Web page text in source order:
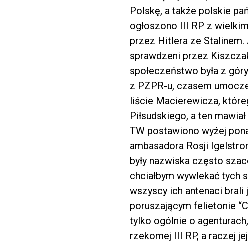
Polskę, a także polskie
ogłoszono III RP z
przez Hitlera ze Stalinem.
sprawdzeni przez
społeczeństwo była z
z PZPR-u, czasem
liście Macierewicza,
Piłsudskiego, a ten
TW postawiono wyżej
ambasadora Rosji
były nazwiska często
chciałbym wywlekać tych
wszyscy ich antenaci brali
poruszającym felietonie
tylko ogólnie o
rzekomej III RP, a raczej